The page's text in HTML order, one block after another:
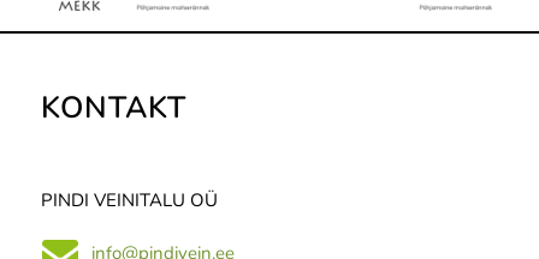
KONTAKT
PINDI VEINITALU OÜ
info@pindivein.ee